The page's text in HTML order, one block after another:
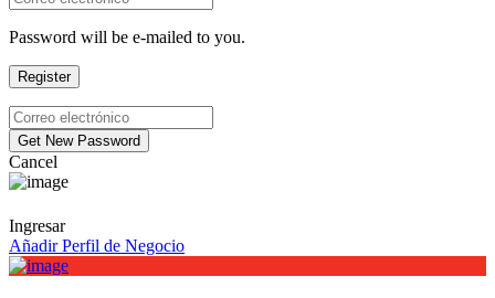
Password will be e-mailed to you.
Cancel
Ingresar
Añadir Perfil de Negocio